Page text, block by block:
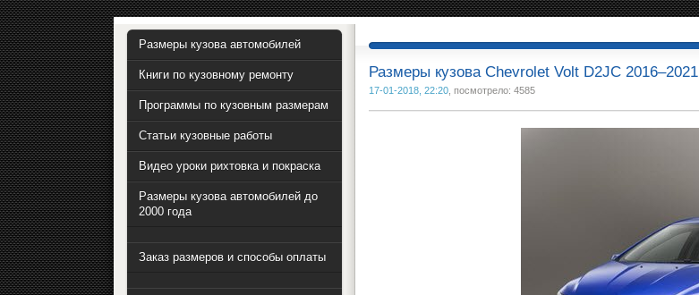
Размеры кузова Chevrolet Volt D2JC 2016–2021
17-01-2018, 22:20, посмотрело: 4585
Размеры кузова автомобилей
Книги по кузовному ремонту
Программы по кузовным размерам
Статьи кузовные работы
Видео уроки рихтовка и покраска
Размеры кузова автомобилей до
2000 года
Заказ размеров и способы оплаты